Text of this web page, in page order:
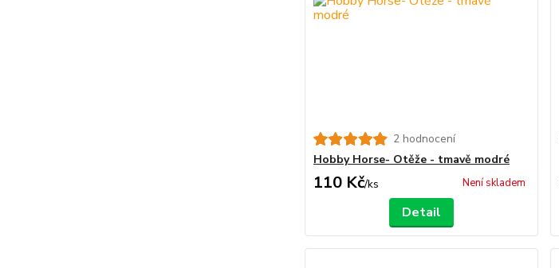
2 hodnocení
Hobby Horse- Otěže - tmavě modré
110 Kč/ks Není skladem
Detail